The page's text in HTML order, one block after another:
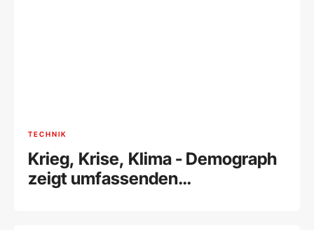
TECHNIK
Krieg, Krise, Klima - Demograph
zeigt umfassenden